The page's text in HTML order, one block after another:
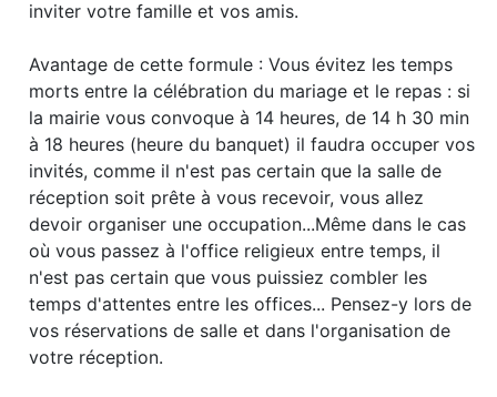
inviter votre famille et vos amis.
Avantage de cette formule : Vous évitez les temps
morts entre la célébration du mariage et le repas : si
la mairie vous convoque à 14 heures, de 14 h 30 min
à 18 heures (heure du banquet) il faudra occuper vos
invités, comme il n'est pas certain que la salle de
réception soit prête à vous recevoir, vous allez
devoir organiser une occupation...Même dans le cas
où vous passez à l'office religieux entre temps, il
n'est pas certain que vous puissiez combler les
temps d'attentes entre les offices... Pensez-y lors de
vos réservations de salle et dans l'organisation de
votre réception.